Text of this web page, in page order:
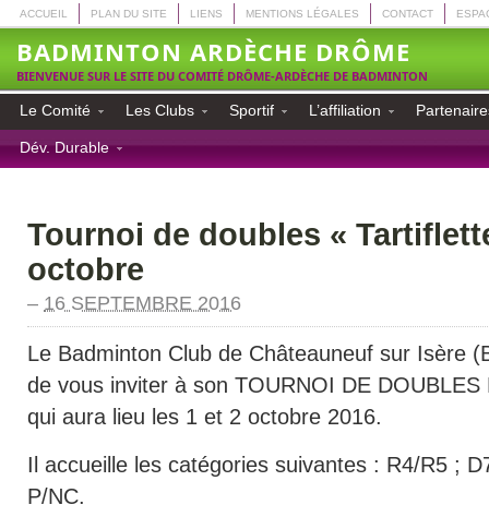
ACCUEIL PLAN DU SITE LIENS MENTIONS LÉGALES CONTACT
BADMINTON ARDÈCHE DRÔME
BIENVENUE SUR LE SITE DU COMITÉ DRÔME-ARDÈCHE DE BADMINTON
Le Comité Les Clubs Sportif L’affiliation
Dév. Durable
Tournoi de doubles «
octobre
– 16 SEPTEMBRE 2016
Le Badminton Club de Châteauneuf sur Isère
de vous inviter à son TOURNOI DE DOUBLES
qui aura lieu les 1 et 2 octobre 2016.
Il accueille les catégories suivantes : R4/R5 ;
P/NC.